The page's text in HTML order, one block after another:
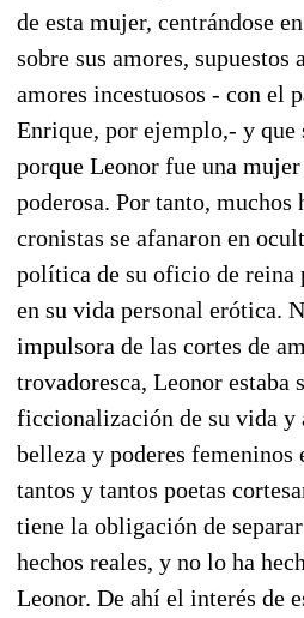
de esta mujer, centrándose
sobre sus amores, supuestos
amores incestuosos - con el
Enrique, por ejemplo,- y que
porque Leonor fue una
poderosa. Por tanto, muchos
cronistas se afanaron en
política de su oficio de reina
en su vida personal erótica.
impulsora de las cortes de
trovadoresca, Leonor estaba
ficcionalización de su vida y
belleza y poderes femeninos
tantos y tantos poetas
tiene la obligación de
hechos reales, y no lo ha
Leonor. De ahí el interés de